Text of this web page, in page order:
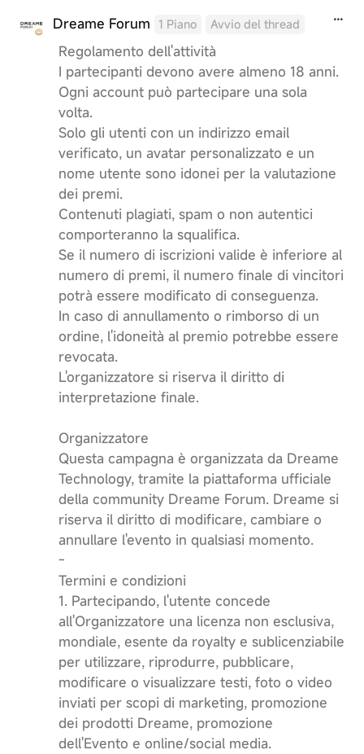
Dreame Forum 1 Piano Avvio del thread
Regolamento dell'attività
I partecipanti devono avere almeno 18 anni.
Ogni account può partecipare una sola
volta.
Solo gli utenti con un indirizzo email
verificato, un avatar personalizzato e un
nome utente sono idonei per la valutazione
dei premi.
Contenuti plagiati, spam o non autentici
comporteranno la squalifica.
Se il numero di iscrizioni valide è inferiore al
numero di premi, il numero finale di vincitori
potrà essere modificato di conseguenza.
In caso di annullamento o rimborso di un
ordine, l'idoneità al premio potrebbe essere
revocata.
L'organizzatore si riserva il diritto di
interpretazione finale.
Organizzatore
Questa campagna è organizzata da Dreame
Technology, tramite la piattaforma ufficiale
della community Dreame Forum. Dreame si
riserva il diritto di modificare, cambiare o
annullare l'evento in qualsiasi momento.
-
Termini e condizioni
1. Partecipando, l'utente concede
all'Organizzatore una licenza non esclusiva,
mondiale, esente da royalty e sublicenziabile
per utilizzare, riprodurre, pubblicare,
modificare o visualizzare testi, foto o video
inviati per scopi di marketing, promozione
dei prodotti Dreame, promozione
dell'Evento e online/social media.